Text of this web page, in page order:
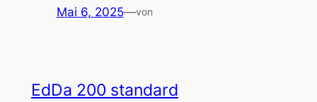
Mai 6, 2025—von
EdDa 200 standard